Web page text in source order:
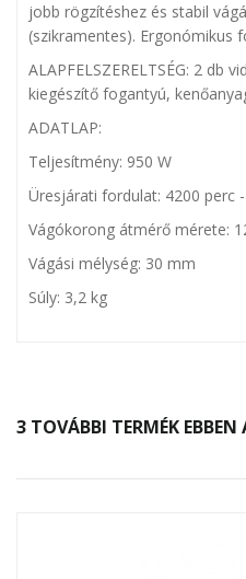
jobb rögzítéshez és stabil
(szikramentes). Ergonómikus
ALAPFELSZERELTSÉG: 2 db
kiegészítő fogantyú,
ADATLAP:
Teljesítmény: 950 W
Üresjárati fordulat: 4200 perc -
Vágókorong átmérő mérete:
Vágási mélység: 30 mm
Súly: 3,2 kg
3 TOVÁBBI TERMÉK